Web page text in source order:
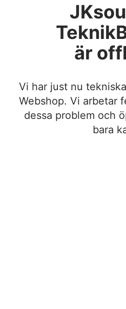
är
Vi har just nu
Webshop. Vi arbetar
dessa problem och
bara